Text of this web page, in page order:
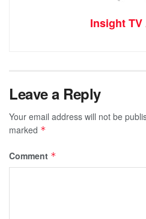
Insight
Leave a Reply
Your email address will not be
marked *
Comment *